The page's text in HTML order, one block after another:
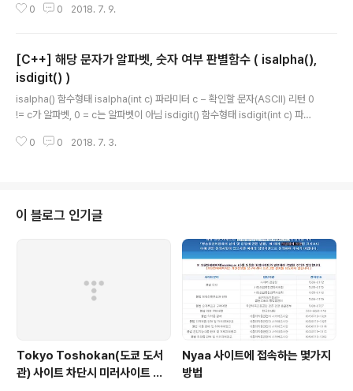
선언과 정의 잘 되어 있는데 자꾸 에러가 나서 삽질만 반나절 했다. 점심 먹고 들
냥 헤더파일에 선언과 함께 동시에 정의까지 해버리라는거다. 선언부 ( test.h)
template extern bool IsInRange(type _min, type _max, type _va
0 0 2018. 7. 9.
[C++] 해당 문자가 알파벳, 숫자 여부 판별함수 ( isalpha(),
isdigit() )
isalpha() 함수형태 isalpha(int c) 파라미터 c − 확인할 문자(ASCII) 리턴 0
!= c가 알파벳, 0 = c는 알파벳이 아님 isdigit() 함수형태 isdigit(int c) 파라
ng strTest = _T("ABCDEFG01234"); if (isalpha(strTest[2])) { // true
0 0 2018. 7. 3.
이 블로그 인기글
Tokyo Toshokan(도쿄 도서
관) 사이트 차단시 미러사이트 접
Nyaa 사이트에 접속하는 몇가지
방법